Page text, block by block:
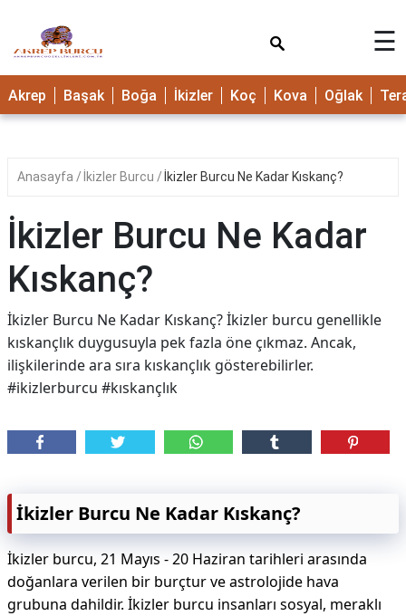
☰
Akrep Başak Boğa İkizler Koç Kova Oğlak
Anasayfa İkizler Burcu İkizler Burcu Ne Kadar Kıskanç?
İkizler Burcu Ne Kadar
Kıskanç?
İkizler Burcu Ne Kadar Kıskanç? İkizler burcu genellikle
kıskançlık duygusuyla pek fazla öne çıkmaz. Ancak,
ilişkilerinde ara sıra kıskançlık gösterebilirler.
#ikizlerburcu #kıskançlık
İkizler Burcu Ne Kadar Kıskanç?
İkizler burcu, 21 Mayıs - 20 Haziran tarihleri arasında
doğanlara verilen bir burçtur ve astrolojide hava
grubuna dahildir. İkizler burcu insanları sosyal, meraklı